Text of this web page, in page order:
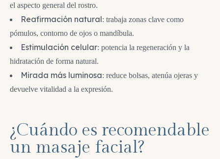
el aspecto general del rostro.
Reafirmación natural: trabaja zonas clave como
pómulos, contorno de ojos o mandíbula.
Estimulación celular: potencia la regeneración y la
hidratación de forma natural.
Mirada más luminosa: reduce bolsas, atenúa ojeras y
devuelve vitalidad a la expresión.
¿Cuándo es recomendable
un masaje facial?